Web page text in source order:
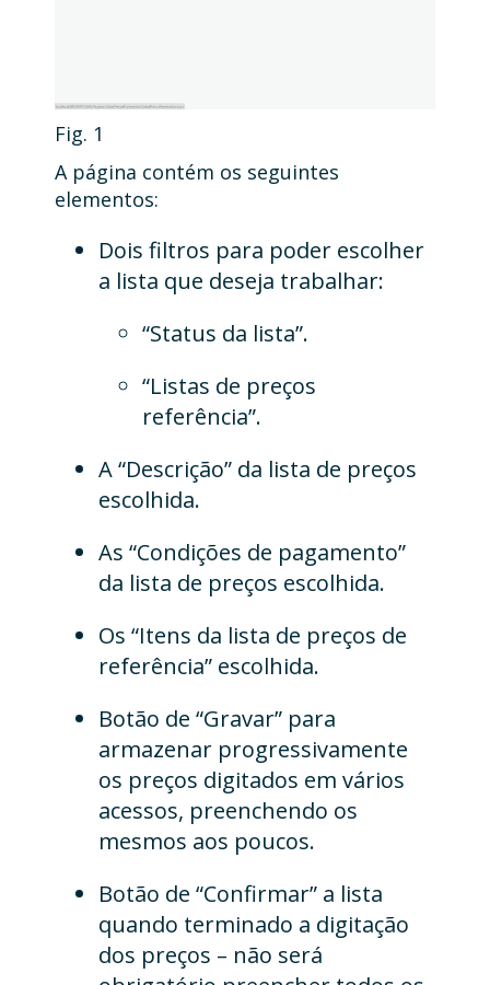
Fig. 1
A página contém os seguintes
elementos:
Dois filtros para poder escolher
a lista que deseja trabalhar:
“Status da lista”.
“Listas de preços
referência”.
A “Descrição” da lista de preços
escolhida.
As “Condições de pagamento”
da lista de preços escolhida.
Os “Itens da lista de preços de
referência” escolhida.
Botão de “Gravar” para
armazenar progressivamente
os preços digitados em vários
acessos, preenchendo os
mesmos aos poucos.
Botão de “Confirmar” a lista
quando terminado a digitação
dos preços – não será